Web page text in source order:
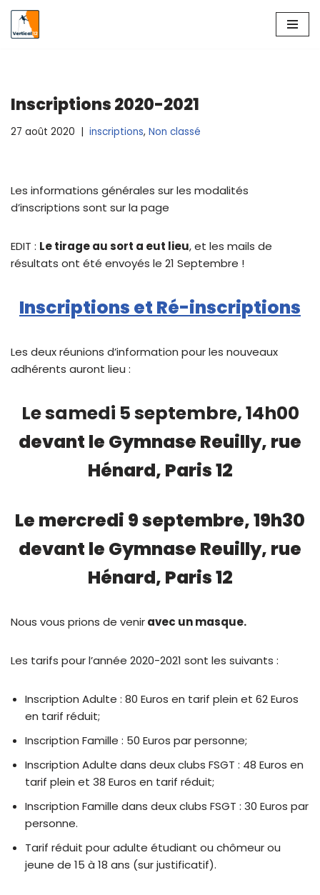
Aller
Inscriptions 2020-2021
27 août 2020 inscriptions, Non classé
Les informations générales sur les modalités
d’inscriptions sont sur la page
EDIT : Le tirage au sort a eut lieu, et les mails de
résultats ont été envoyés le 21 Septembre !
Inscriptions et Ré-inscriptions
Les deux réunions d’information pour les nouveaux
adhérents auront lieu :
Le samedi 5 septembre, 14h00
devant le Gymnase Reuilly, rue
Hénard, Paris 12
Le mercredi 9 septembre, 19h30
devant le Gymnase Reuilly, rue
Hénard, Paris 12
Nous vous prions de veniravec un masque.
Les tarifs pour l’année 2020-2021 sont les suivants :
Inscription Adulte : 80 Euros en tarif plein et 62 Euros
en tarif réduit;
Inscription Famille : 50 Euros par personne;
Inscription Adulte dans deux clubs FSGT : 48 Euros en
tarif plein et 38 Euros en tarif réduit;
Inscription Famille dans deux clubs FSGT : 30 Euros par
personne.
Tarif réduit pour adulte étudiant ou chômeur ou
jeune de 15 à 18 ans (sur justificatif).